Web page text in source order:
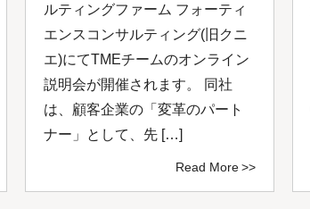
ルティングファーム フォーティ
エンスコンサルティング(旧クニ
エ)にてTMEチームのオンライン
説明会が開催されます。 同社
は、顧客企業の「変革のパート
ナー」として、先 […]
Read More